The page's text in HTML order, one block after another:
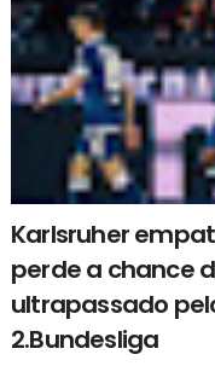
Karlsruher
perde a chance
ultrapassado
2.Bundesliga